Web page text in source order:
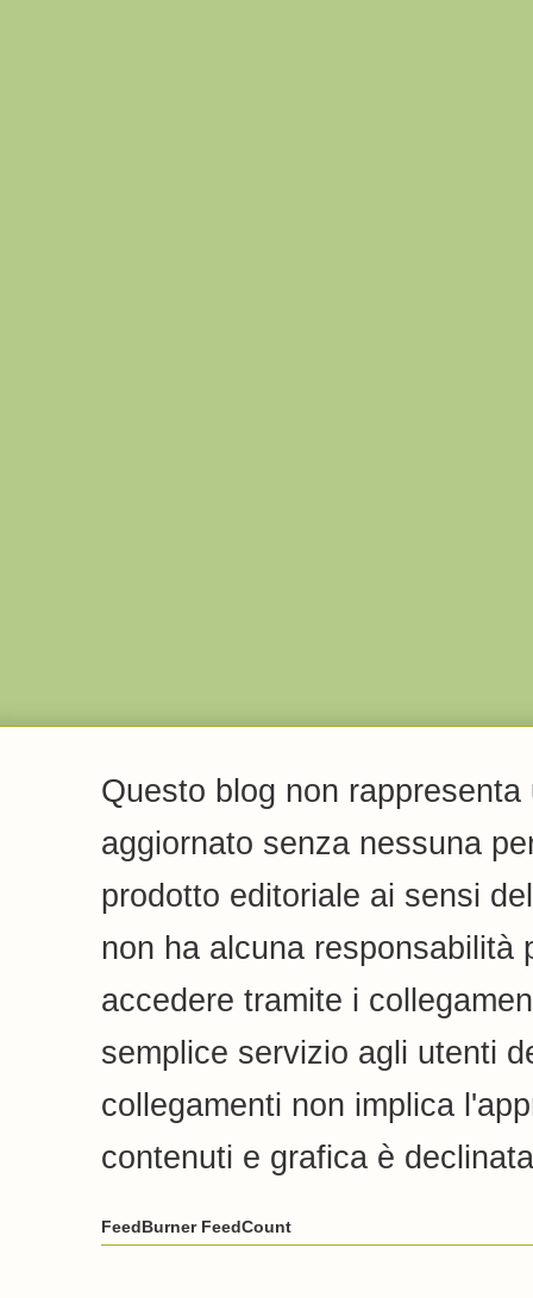
Questo blog non
aggiornato senza nessuna
prodotto editoriale ai sensi
non ha alcuna responsabilità
accedere tramite i
semplice servizio agli utenti
collegamenti non implica
contenuti e grafica è
FeedBurner FeedCount